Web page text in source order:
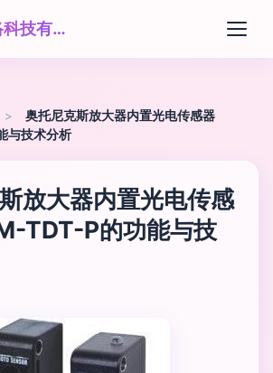
河南省宏江网络科技有限公司
>
奥托尼克斯放大器内置光电传感器
与技术分析
放大器内置光电传感
TDT-P的功能与技